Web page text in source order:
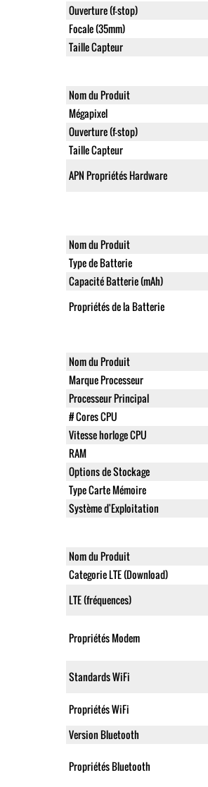
Ouverture (f-stop)
Focale (35mm)
Taille Capteur
Nom du Produit
Mégapixel
Ouverture (f-stop)
Taille Capteur
APN Propriétés Hardware
Nom du Produit
Type de Batterie
Capacité Batterie (mAh)
Propriétés de la Batterie
Nom du Produit
Marque Processeur
Processeur Principal
# Cores CPU
Vitesse horloge CPU
RAM
Options de Stockage
Type Carte Mémoire
Système d'Exploitation
Nom du Produit
Categorie LTE (Download)
LTE (fréquences)
Propriétés Modem
Standards WiFi
Propriétés WiFi
Version Bluetooth
Propriétés Bluetooth